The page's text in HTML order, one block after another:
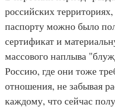
российских
паспорту можно было
сертификат и
массового наплыва
Россию, где они тоже
отношения, не забывая
каждому, что сейчас